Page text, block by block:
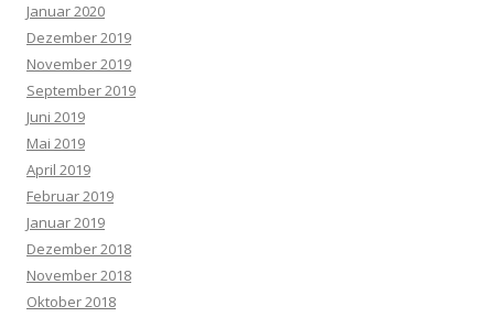
Januar 2020
Dezember 2019
November 2019
September 2019
Juni 2019
Mai 2019
April 2019
Februar 2019
Januar 2019
Dezember 2018
November 2018
Oktober 2018